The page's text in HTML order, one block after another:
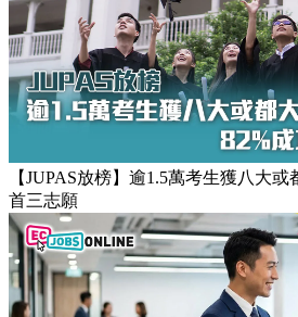
【團隊管理攻略】怎樣的上司練成怎
高效團隊文化